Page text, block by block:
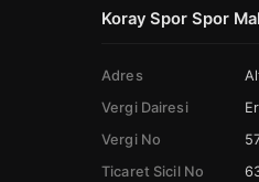
Koray Spor Spor
Adres
Vergi Dairesi
Vergi No
Ticaret Sicil No